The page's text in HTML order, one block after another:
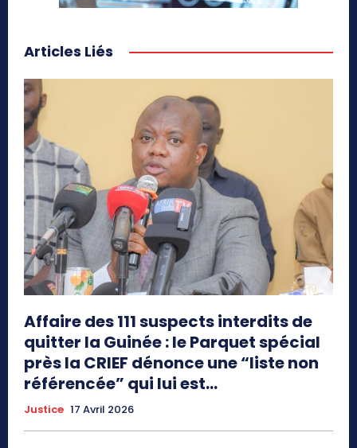
Articles Liés
Affaire des 111 suspects interdits de
quitter la Guinée : le Parquet spécial
près la CRIEF dénonce une “liste non
référencée” qui lui est...
Justice 17 Avril 2026